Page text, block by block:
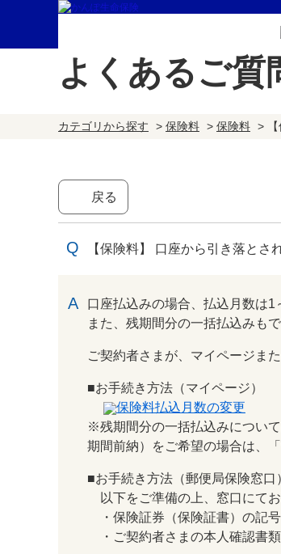
よくあるご質
カテゴリから探す > 保険料 > 保険料 >
戻る
【保険料】 口座から引き落とさ
口座払込みの場合、払込月数は1
また、残期間分の一括払込みも
ご契約者さまが、マイページま
■お手続き方法（マイページ）
保険料払込月数の変更
※残期間分の一括払込みについ
期間前納）をご希望の場合は、
■お手続き方法（郵便局保険窓口
以下をご準備の上、窓口にてお
・保険証券（保険証書）の記
・ご契約者さまの本人確認書